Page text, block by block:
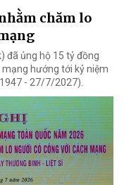
chăm lo
đã ủng hộ 15 tỷ đồng
hướng tới kỷ niệm
- 27/7/2027).